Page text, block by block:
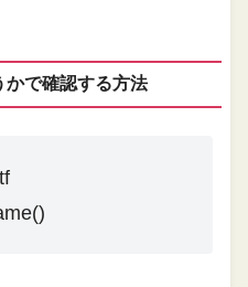
かで確認する方法